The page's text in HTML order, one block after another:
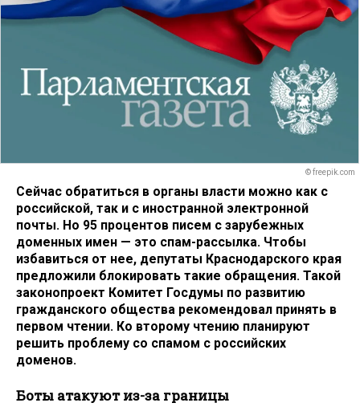
© freepik.com
Сейчас обратиться в органы власти можно как с
российской, так и с иностранной электронной
почты. Но 95 процентов писем с зарубежных
доменных имен — это спам-рассылка. Чтобы
избавиться от нее, депутаты Краснодарского края
предложили блокировать такие обращения. Такой
законопроект Комитет Госдумы по развитию
гражданского общества рекомендовал принять в
первом чтении. Ко второму чтению планируют
решить проблему со спамом с российских
доменов.
Боты атакуют из-за границы